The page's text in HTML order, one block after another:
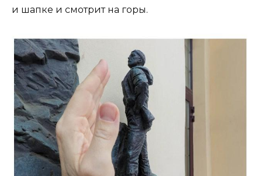
и шапке и смотрит на горы.